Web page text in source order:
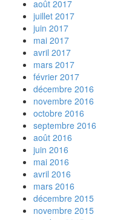
août 2017
juillet 2017
juin 2017
mai 2017
avril 2017
mars 2017
février 2017
décembre 2016
novembre 2016
octobre 2016
septembre 2016
août 2016
juin 2016
mai 2016
avril 2016
mars 2016
décembre 2015
novembre 2015